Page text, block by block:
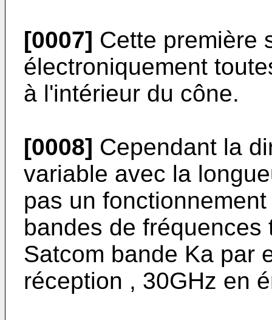
[0007] Cette première
électroniquement
à l'intérieur du cône.
[0008] Cependant la
variable avec la
pas un
bandes de
Satcom bande Ka par
réception , 30GHz en